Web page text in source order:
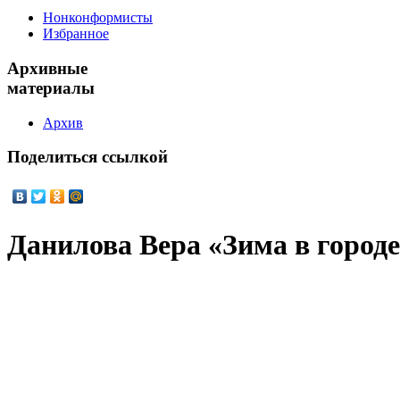
Нонконформисты
Избранное
Архивные
материалы
Архив
Поделиться ссылкой
Данилова Вера «Зима в